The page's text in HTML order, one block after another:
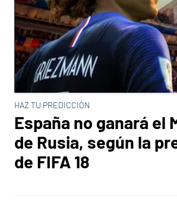
HAZ TU PREDICCIÓN
España no ganará el
de Rusia, según la
de FIFA 18